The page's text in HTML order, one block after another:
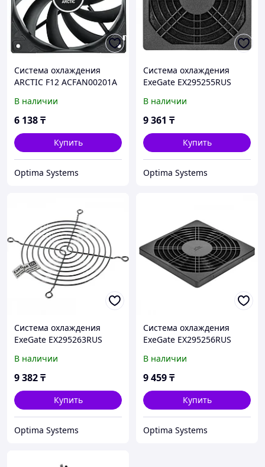
Система охлаждения
ARCTIC F12 ACFAN00201A
В наличии
6 138₸
Купить
Optima Systems
Система охлаждения
ExeGate EX295255RUS
В наличии
9 361 ₸
Купить
Optima Systems
Система охлаждения
ExeGate EX295263RUS
В наличии
9 382₸
Купить
Optima Systems
Система охлаждения
ExeGate EX295256RUS
В наличии
9 459₸
Купить
Optima Systems